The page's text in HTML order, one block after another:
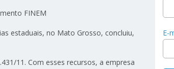
FINEM
estaduais, no Mato Grosso, concluiu,
11. Com esses recursos, a empresa
E-